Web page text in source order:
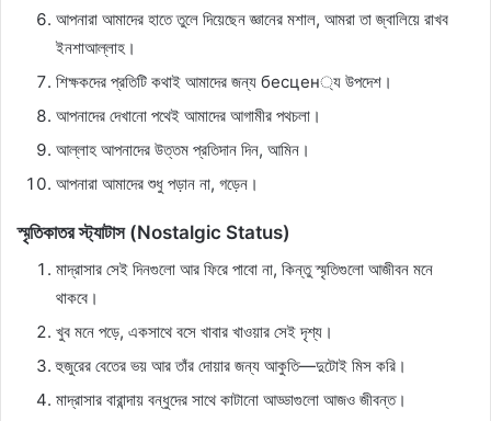
আপনারা আমাদের হাতে তুলে দিয়েছেন জ্ঞানের মশাল, আমরা তা জ্বালিয়ে রাখব
ইনশাআল্লাহ।
শিক্ষকদের প্রতিটি কথাই আমাদের জন্য бесцен্য উপদেশ।
আপনাদের দেখানো পথেই আমাদের আগামীর পথচলা।
আল্লাহ আপনাদের উত্তম প্রতিদান দিন, আমিন।
আপনারা আমাদের শুধু পড়ান না, গড়েন।
স্মৃতিকাতর স্ট্যাটাস (Nostalgic Status)
মাদ্রাসার সেই দিনগুলো আর ফিরে পাবো না, কিন্তু স্মৃতিগুলো আজীবন মনে
থাকবে।
খুব মনে পড়ে, একসাথে বসে খাবার খাওয়ার সেই দৃশ্য।
হুজুরের বেতের ভয় আর তাঁর দোয়ার জন্য আকুতি—দুটোই মিস করি।
মাদ্রাসার বারান্দায় বন্ধুদের সাথে কাটানো আড্ডাগুলো আজও জীবন্ত।